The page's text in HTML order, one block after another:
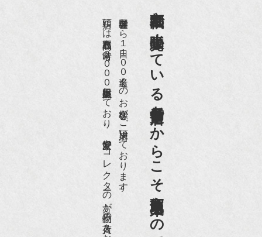
京都祇園で小売販売している
老舗骨董店だからこそ高価買取出来るのです。
世界各国から１日１００名近くのお客様がご来店頂いております。
店頭には買取商品を常時２０００点以上展示販売しており、
愛好家やコレクターの方が品物の入荷をお待ちです。